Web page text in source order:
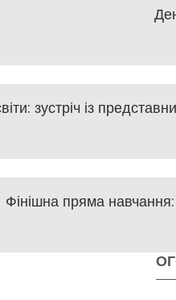
зустріч із
Фінішна пряма навчання: